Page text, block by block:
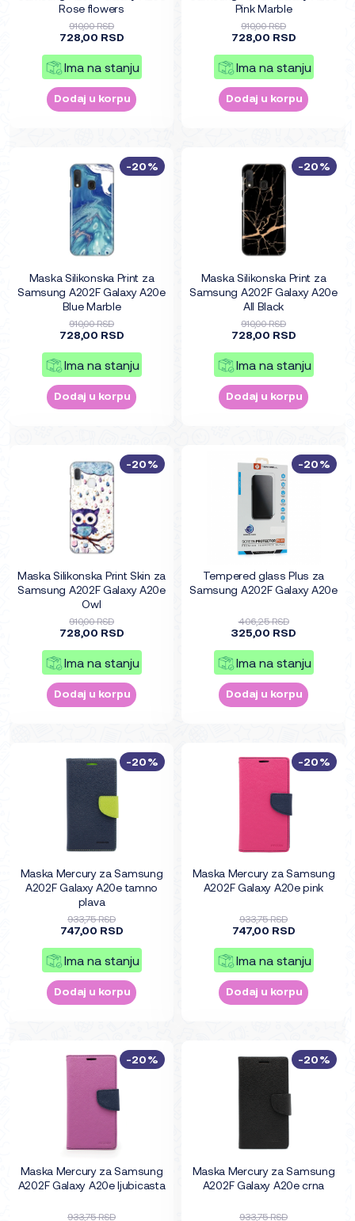
Rose flowers
910,00 RSD
728,00 RSD
Ima na stanju
Dodaj u korpu
Pink Marble
910,00 RSD
728,00 RSD
Ima na stanju
Dodaj u korpu
Maska Silikonska Print za
Samsung A202F Galaxy A20e
Blue Marble
910,00 RSD
728,00 RSD
Ima na stanju
Dodaj u korpu
-20%
Maska Silikonska Print za
Samsung A202F Galaxy A20e
All Black
910,00 RSD
728,00 RSD
Ima na stanju
Dodaj u korpu
-20%
Maska Silikonska Print Skin za
Samsung A202F Galaxy A20e
Owl
910,00 RSD
728,00 RSD
Ima na stanju
Dodaj u korpu
-20%
Tempered glass Plus za
Samsung A202F Galaxy A20e
406,25 RSD
325,00 RSD
Ima na stanju
Dodaj u korpu
-20%
Maska Mercury za Samsung
A202F Galaxy A20e tamno
plava
933,75 RSD
747,00 RSD
Ima na stanju
Dodaj u korpu
-20%
Maska Mercury za Samsung
A202F Galaxy A20e pink
933,75 RSD
747,00 RSD
Ima na stanju
Dodaj u korpu
-20%
Maska Mercury za Samsung
A202F Galaxy A20e ljubicasta
933,75 RSD
-20%
Maska Mercury za Samsung
A202F Galaxy A20e crna
933,75 RSD
-20%